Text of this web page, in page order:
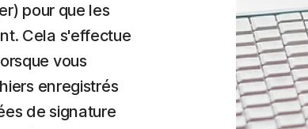
pour que les
Cela s'effectue
vous
enregistrés
de signature